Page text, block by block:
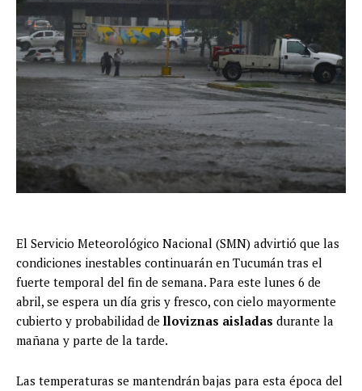
El Servicio Meteorológico Nacional (SMN) advirtió que las
condiciones inestables continuarán en Tucumán tras el
fuerte temporal del fin de semana. Para este lunes 6 de
abril, se espera un día gris y fresco, con cielo mayormente
cubierto y probabilidad de lloviznas aisladas durante la
mañana y parte de la tarde.
Las temperaturas se mantendrán bajas para esta época del